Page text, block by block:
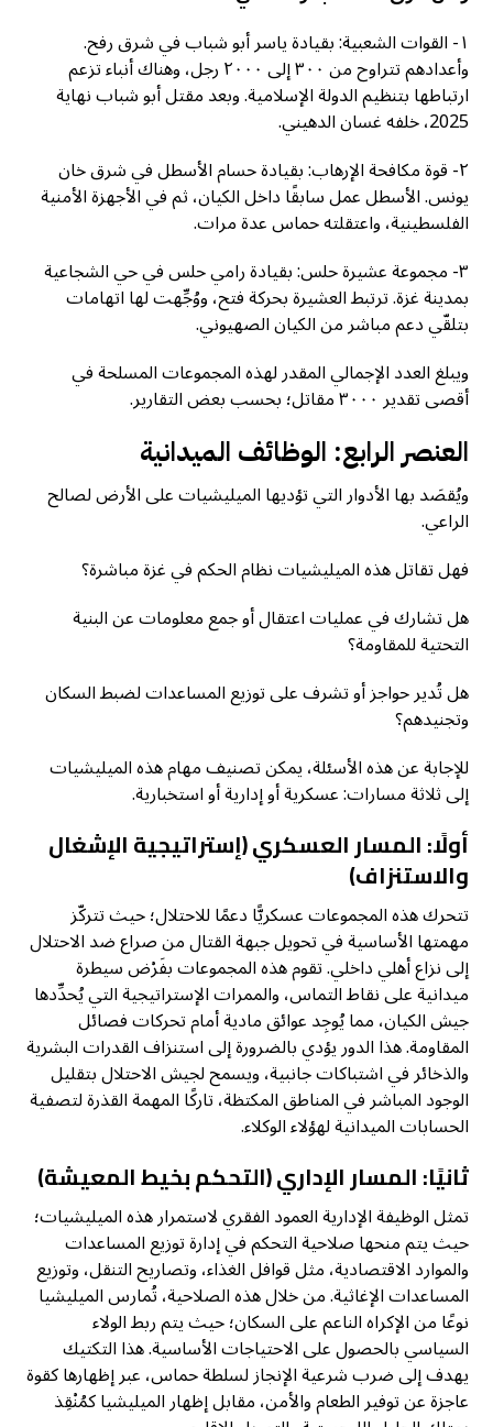
١- القوات الشعبية: بقيادة ياسر أبو شباب في شرق رفح.
وأعدادهم تتراوح من ٣٠٠ إلى ٢٠٠٠ رجل، وهناك أنباء تزعم
ارتباطها بتنظيم الدولة الإسلامية. وبعد مقتل أبو شباب نهاية
2025، خلفه غسان الدهيني.
٢- قوة مكافحة الإرهاب: بقيادة حسام الأسطل في شرق خان
يونس. الأسطل عمل سابقًا داخل الكيان، ثم في الأجهزة الأمنية
الفلسطينية، واعتقلته حماس عدة مرات.
٣- مجموعة عشيرة حلس: بقيادة رامي حلس في حي الشجاعية
بمدينة غزة. ترتبط العشيرة بحركة فتح، ووُجِّهت لها اتهامات
بتلقّي دعم مباشر من الكيان الصهيوني.
ويبلغ العدد الإجمالي المقدر لهذه المجموعات المسلحة في
أقصى تقدير ٣٠٠٠ مقاتل؛ بحسب بعض التقارير.
العنصر الرابع: الوظائف الميدانية
ويُقصَد بها الأدوار التي تؤديها الميليشيات على الأرض لصالح
الراعي.
فهل تقاتل هذه الميليشيات نظام الحكم في غزة مباشرة؟
هل تشارك في عمليات اعتقال أو جمع معلومات عن البنية
التحتية للمقاومة؟
هل تُدير حواجز أو تشرف على توزيع المساعدات لضبط السكان
وتجنيدهم؟
للإجابة عن هذه الأسئلة، يمكن تصنيف مهام هذه الميليشيات
إلى ثلاثة مسارات: عسكرية أو إدارية أو استخبارية.
أولًا: المسار العسكري (إستراتيجية الإشغال
والاستنزاف)
​تتحرك هذه المجموعات عسكريًّا دعمًا للاحتلال؛ حيث تتركّز
مهمتها الأساسية في تحويل جبهة القتال من صراع ضد الاحتلال
إلى نزاع أهلي داخلي. تقوم هذه المجموعات بفَرْض سيطرة
ميدانية على نقاط التماس، والممرات الإستراتيجية التي يُحدِّدها
جيش الكيان، مما يُوجِد عوائق مادية أمام تحركات فصائل
المقاومة. هذا الدور يؤدي بالضرورة إلى استنزاف القدرات البشرية
والذخائر في اشتباكات جانبية، ويسمح لجيش الاحتلال بتقليل
الوجود المباشر في المناطق المكتظة، تاركًا المهمة القذرة لتصفية
الحسابات الميدانية لهؤلاء الوكلاء.
ثانيًا: المسار الإداري (التحكم بخيط المعيشة)
​تمثل الوظيفة الإدارية العمود الفقري لاستمرار هذه الميليشيات؛
حيث يتم منحها صلاحية التحكم في إدارة توزيع المساعدات
والموارد الاقتصادية، مثل قوافل الغذاء، وتصاريح التنقل، وتوزيع
المساعدات الإغاثية. من خلال هذه الصلاحية، تُمارس الميليشيا
نوعًا من الإكراه الناعم على السكان؛ حيث يتم ربط الولاء
السياسي بالحصول على الاحتياجات الأساسية. هذا التكتيك
يهدف إلى ضرب شرعية الإنجاز لسلطة حماس، عبر إظهارها كقوة
عاجزة عن توفير الطعام والأمن، مقابل إظهار الميليشيا كمُنْقِذ